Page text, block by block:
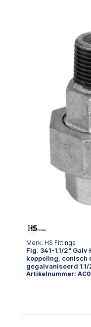
Merk: HS Fittings
Fig. 341-1.1/2"
koppeling,
gegalvaniseerd 1.1/
Artikelnummer: